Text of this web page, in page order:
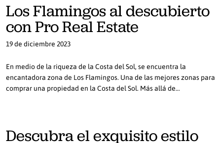
Los Flamingos al descubierto
con Pro Real Estate
19 de diciembre 2023
En medio de la riqueza de la Costa del Sol, se encuentra la
encantadora zona de Los Flamingos. Una de las mejores zonas para
comprar una propiedad en la Costa del Sol. Más allá de…
Descubra el exquisito estilo